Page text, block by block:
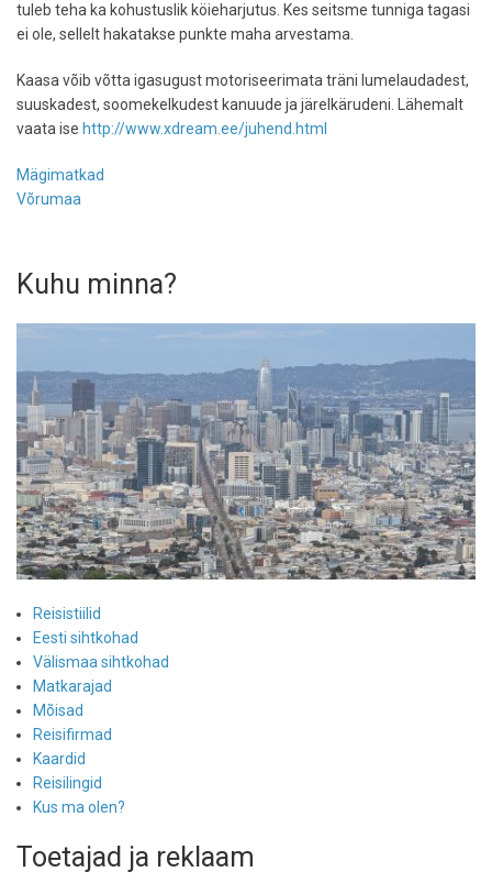
tuleb teha ka kohustuslik köieharjutus. Kes seitsme tunniga tagasi
ei ole, sellelt hakatakse punkte maha arvestama.
Kaasa võib võtta igasugust motoriseerimata träni lumelaudadest,
suuskadest, soomekelkudest kanuude ja järelkärudeni. Lähemalt
vaata ise http://www.xdream.ee/juhend.html
Mägimatkad
Võrumaa
Kuhu minna?
Reisistiilid
Eesti sihtkohad
Välismaa sihtkohad
Matkarajad
Mõisad
Reisifirmad
Kaardid
Reisilingid
Kus ma olen?
Toetajad ja reklaam